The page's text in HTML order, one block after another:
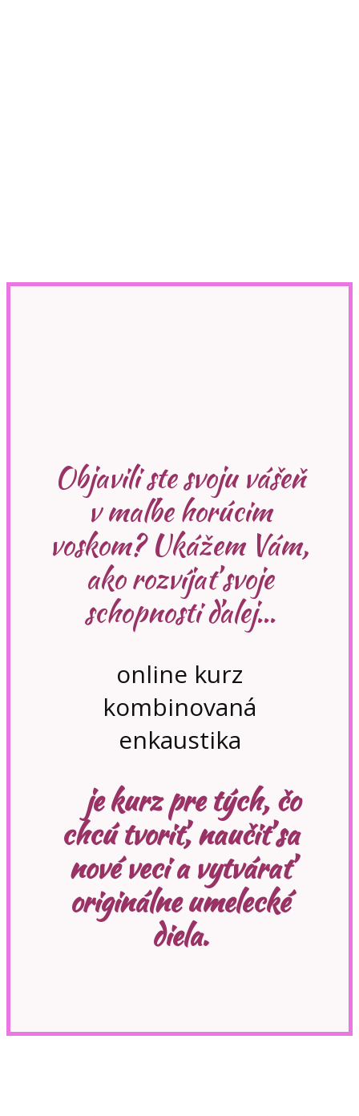
Objavili ste svoju vášeň
v maľbe horúcim
voskom? Ukážem Vám,
ako rozvíjať svoje
schopnosti ďalej...
online kurz
kombinovaná
enkaustika
je kurz pre tých, čo
chcú tvoriť, naučiť sa
nové veci a vytvárať
originálne umelecké
diela.